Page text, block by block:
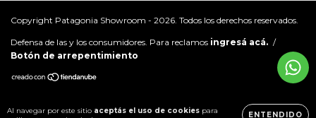
Al navegar por este sitio aceptás el uso de cookies para
ENTENDIDO
Copyright Patagonia Showroom - 2026. Todos los derechos reservados.
Defensa de las y los consumidores. Para reclamos ingresá acá. /
Botón de arrepentimiento